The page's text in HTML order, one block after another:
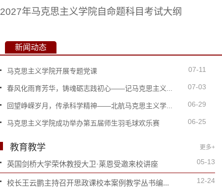
2027年马克思主义学院自命题科目考试大纲
位研究生申...
马克思主义学院2025年优秀研究生评定结果公示
北京航空航天大学马克思主义学院2026年高校思想
干在职攻读...
新闻动态
07-11
马克思主义学院开展专题党课
07-03
春风化雨育芳华，铸魂砺志践初心——记马克思主义...
06-29
回望峥嵘岁月，传承科学精神——北航马克思主义学...
06-25
马克思主义学院成功举办第五届师生羽毛球欢乐赛
更多+
教育教学
05-13
英国剑桥大学荣休教授大卫·莱恩受邀来校讲座
12-24
校长王云鹏主持召开思政课校本案例教学丛书编...